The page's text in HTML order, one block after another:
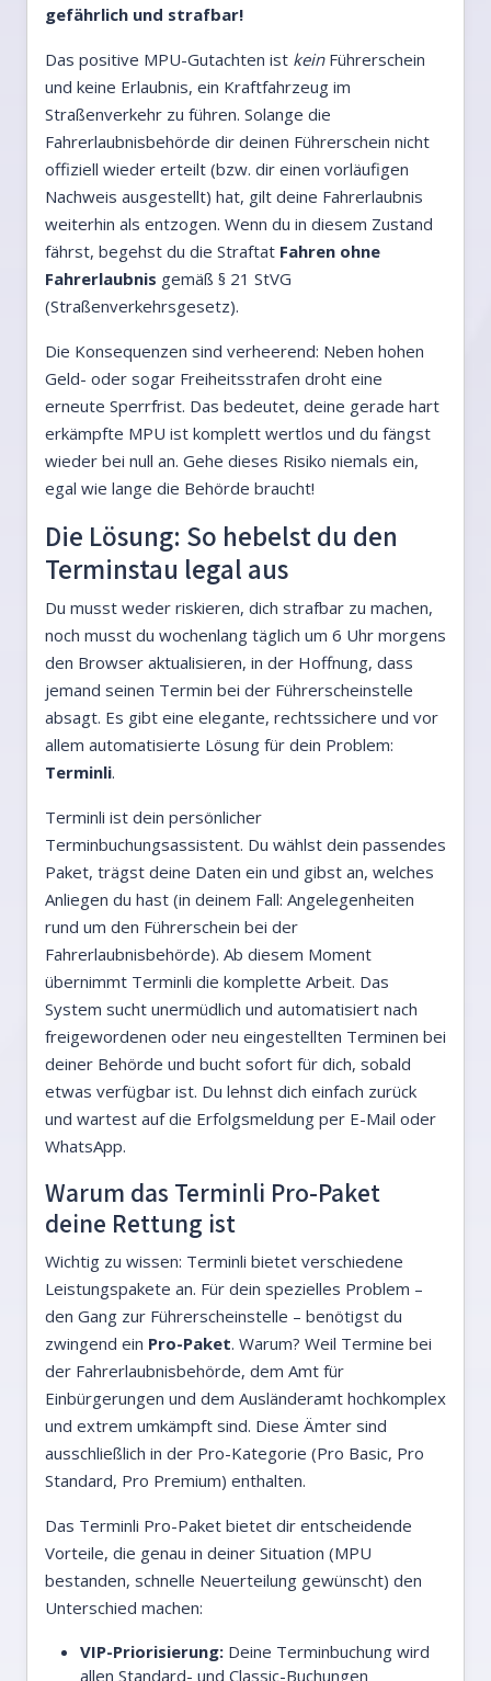
gefährlich und strafbar!
Das positive MPU-Gutachten ist keinFührerschein
und keine Erlaubnis, ein Kraftfahrzeug im
Straßenverkehr zu führen. Solange die
Fahrerlaubnisbehörde dir deinen Führerschein nicht
offiziell wieder erteilt (bzw. dir einen vorläufigen
Nachweis ausgestellt) hat, gilt deine Fahrerlaubnis
weiterhin als entzogen. Wenn du in diesem Zustand
fährst, begehst du die Straftat Fahren ohne
Fahrerlaubnis gemäß § 21 StVG
(Straßenverkehrsgesetz).
Die Konsequenzen sind verheerend: Neben hohen
Geld- oder sogar Freiheitsstrafen droht eine
erneute Sperrfrist. Das bedeutet, deine gerade hart
erkämpfte MPU ist komplett wertlos und du fängst
wieder bei null an. Gehe dieses Risiko niemals ein,
egal wie lange die Behörde braucht!
Die Lösung: So hebelst du den
Terminstau legal aus
Du musst weder riskieren, dich strafbar zu machen,
noch musst du wochenlang täglich um 6 Uhr morgens
den Browser aktualisieren, in der Hoffnung, dass
jemand seinen Termin bei der Führerscheinstelle
absagt. Es gibt eine elegante, rechtssichere und vor
allem automatisierte Lösung für dein Problem:
Terminli.
Terminli ist dein persönlicher
Terminbuchungsassistent. Du wählst dein passendes
Paket, trägst deine Daten ein und gibst an, welches
Anliegen du hast (in deinem Fall: Angelegenheiten
rund um den Führerschein bei der
Fahrerlaubnisbehörde). Ab diesem Moment
übernimmt Terminli die komplette Arbeit. Das
System sucht unermüdlich und automatisiert nach
freigewordenen oder neu eingestellten Terminen bei
deiner Behörde und bucht sofort für dich, sobald
etwas verfügbar ist. Du lehnst dich einfach zurück
und wartest auf die Erfolgsmeldung per E-Mail oder
WhatsApp.
Warum das Terminli Pro-Paket
deine Rettung ist
Wichtig zu wissen: Terminli bietet verschiedene
Leistungspakete an. Für dein spezielles Problem –
den Gang zur Führerscheinstelle – benötigst du
zwingend ein Pro-Paket. Warum? Weil Termine bei
der Fahrerlaubnisbehörde, dem Amt für
Einbürgerungen und dem Ausländeramt hochkomplex
und extrem umkämpft sind. Diese Ämter sind
ausschließlich in der Pro-Kategorie (Pro Basic, Pro
Standard, Pro Premium) enthalten.
Das Terminli Pro-Paket bietet dir entscheidende
Vorteile, die genau in deiner Situation (MPU
bestanden, schnelle Neuerteilung gewünscht) den
Unterschied machen:
VIP-Priorisierung: Deine Terminbuchung wird
allen Standard- und Classic-Buchungen